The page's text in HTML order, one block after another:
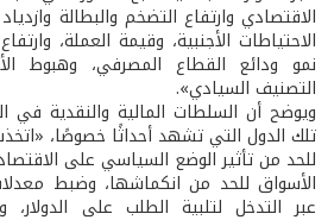
الاقتصادي وارتفاع التضخم والبطالة
الاحتياطات الأجنبية، وقيمة العملة،
نمو ودائع القطاع المصرفي، وهبوط
التصنيف السيادي».
ويوضح أن السلطات المالية والنقدية في
تلك الدول التي تشهد أحداثًا خصوصًا،
للحد من تأثير الوضع السياسي على
الأسواق للحد من انكماشها، وضبط
عبر التدخل لتلبية الطلب على